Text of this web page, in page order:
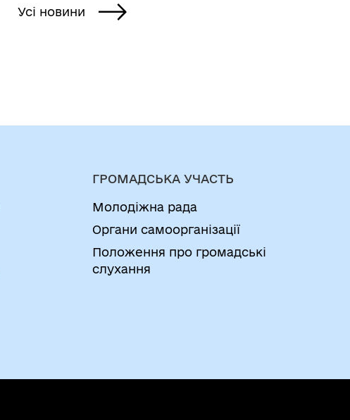
Усі новини
ГРОМАДСЬКА УЧАСТЬ
Молодіжна рада
Органи самоорганізації
Положення про громадські
слухання